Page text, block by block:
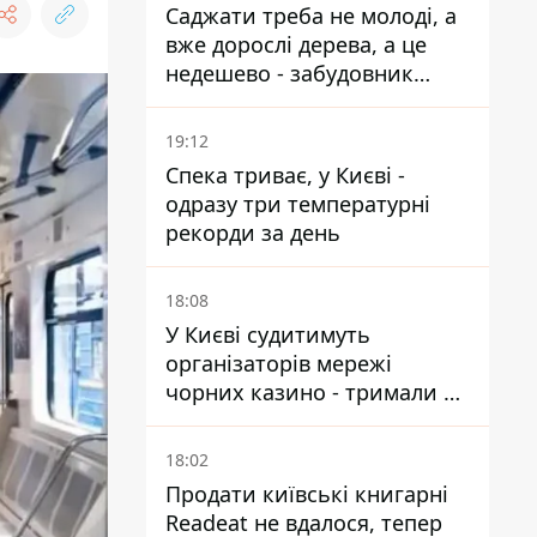
Саджати треба не молоді, а
вже дорослі дерева, а це
недешево - забудовник
Ніконов
19:12
Спека триває, у Києві -
одразу три температурні
рекорди за день
18:08
У Києві судитимуть
організаторів мережі
чорних казино - тримали 39
закладів
18:02
Продати київські книгарні
Readeat не вдалося, тепер